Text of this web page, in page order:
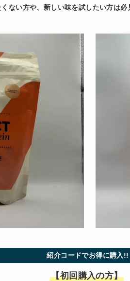
ない方や、新しい味を試したい方は必
紹介コードでお得に購入!!
【初回購入の方】